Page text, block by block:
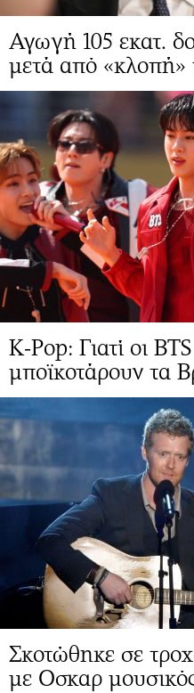
Αγωγή 105 εκατ.
μετά από «κλοπή»
K-Pop: Γιατί οι
μποϊκοτάρουν τα
Σκοτώθηκε σε
με Οσκαρ